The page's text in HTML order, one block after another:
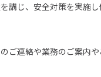
じ、安全対策を実施し
ご連絡や業務のご案内